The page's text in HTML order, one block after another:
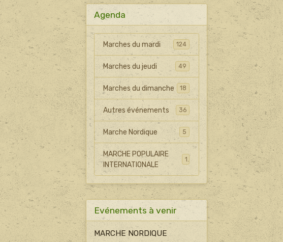
Agenda
Marches du mardi 124
Marches du jeudi 49
Marches du dimanche 18
Autres événements 36
Marche Nordique 5
MARCHE POPULAIRE
INTERNATIONALE
Evénements à venir
MARCHE NORDIQUE